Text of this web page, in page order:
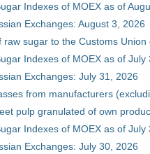
Indexes of MOEX as of
Exchanges: August 3, 2026
sugar to the Customs
Indexes of MOEX as of July
Exchanges: July 31, 2026
from manufacturers
pulp granulated of own
Indexes of MOEX as of July
Exchanges: July 30, 2026